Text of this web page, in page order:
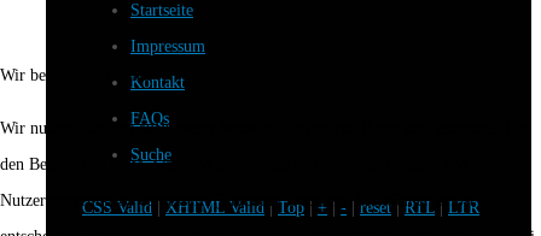
Startseite
Impressum
Kontakt
FAQs
Suche
CSS Valid XHTML Valid | Top | + - reset | RTL | LTR
Wir benutzen Cookies
Wir nutzen Cookies auf unserer Website. Einige von ihnen sind essenziell für
den Betrieb der Seite, während andere uns helfen, diese Website und die
Nutzererfahrung zu verbessern (Tracking Cookies). Sie können selbst